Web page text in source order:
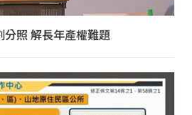
照 解長年產權難題